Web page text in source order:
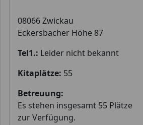
08066 Zwickau
Eckersbacher Höhe 87
Tel1.: Leider nicht bekannt
Kitaplätze: 55
Betreuung:
Es stehen insgesamt 55 Plätze
zur Verfügung.